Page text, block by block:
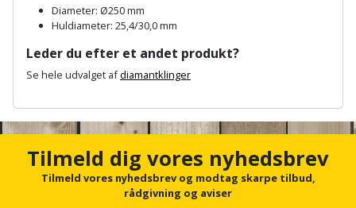
Hardieplank
brædder
Hemsestige
Isolering
Komposit
terrassebrædder
Glasskærer
Hæftepistol
og
hammer
Hammer
Bore-
og
skruemaskine
Borehammer
Detektor
tilbehør
Pælebor
Plæneklipper
Plæneklipper
Robotplæneklipper
Damprengøring
Dørmåtte
Drivhus
Drivhustilbehør
Diameter: Ø250 mm
Huldiameter: 25,4/30,0 mm
Leder du efter et andet produkt?
Se hele udvalget afdiamantklinger
c
Tilmeld dig vores nyhedsbrev
Tilmeld vores nyhedsbrev og modtag skarpe tilbud,
rådgivning og aviser